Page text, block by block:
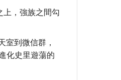
上，強族之間勾
室到微信群，
化史里遊蕩的